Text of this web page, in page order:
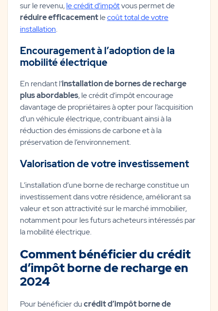
sur le revenu,le crédit d’impôtvous permet de
réduire efficacementlecoût total de votre
installation.
Encouragement à l’adoption de la
mobilité électrique
En rendant l’installation de bornes de recharge
plus abordables, le crédit d’impôt encourage
davantage de propriétaires à opter pour l’acquisition
d’un véhicule électrique, contribuant ainsi à la
réduction des émissions de carbone et à la
préservation de l’environnement.
Valorisation de votre investissement
L’installation d’une borne de recharge constitue un
investissement dans votre résidence, améliorant sa
valeur et son attractivité sur le marché immobilier,
notamment pour les futurs acheteurs intéressés par
la mobilité électrique.
Comment bénéficier du crédit
d’impôt borne de recharge en
2024
Pour bénéficier ducrédit d’impôt borne de